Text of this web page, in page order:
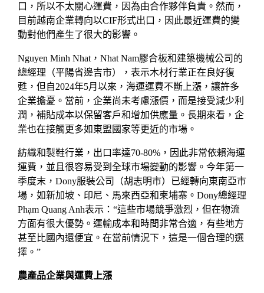
口，所以不太關心運費，因為由合作夥伴負責。然而，
目前越南企業轉向以CIF形式出口，因此最近運費的變
動對他們產生了很大的影響。
Nguyen Minh Nhat，Nhat Nam膠合板和建築機械公司的
總經理（平陽省邊吉市），表示木材行業正在良好復
甦，但自2024年5月以來，海運運費不斷上漲，讓許多
企業擔憂。當前，企業尚未考慮漲價，而是接受減少利
潤，補貼成本以保留客戶和增加供應量。長期來看，企
業也在接觸更多如東盟國家等更近的市場。
紡織和製鞋行業，出口率達70-80%，因此非常依賴海運
運費，並且很容易受到全球市場變動的影響。今年第一
季度末，Dony服裝公司（胡志明市）已經轉向東南亞市
場，如新加坡、印尼、馬來西亞和柬埔寨。Dony總經理
Phạm Quang Anh表示：“這些市場競爭激烈，但在物流
方面有很大優勢。運輸成本和時間非常合適，有些地方
甚至比國內還便宜。在當前情況下，這是一個合理的選
擇。”
農產品企業與運費上漲